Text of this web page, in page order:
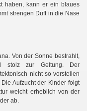
haben, kann er ein blaues
strengen Duft in die Nase
Von der Sonne bestrahlt,
stolz zur Geltung. Der
nicht so vorstellen
Aufzucht der Kinder folgt
weicht erheblich von der
ab.